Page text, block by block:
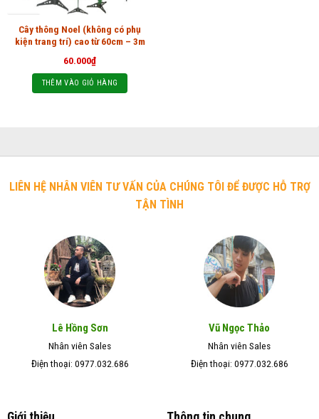
Cây thông Noel (không có phụ
kiện trang trí) cao từ 60cm – 3m
60.000₫
THÊM VÀO GIỎ HÀNG
LIÊN HỆ NHÂN VIÊN TƯ VẤN CỦA CHÚNG TÔI ĐỂ ĐƯỢC HỖ TRỢ
TẬN TÌNH
Lê Hồng Sơn
Nhân viên Sales
Điện thoại: 0977.032.686
Vũ Ngọc Thảo
Nhân viên Sales
Điện thoại: 0977.032.686